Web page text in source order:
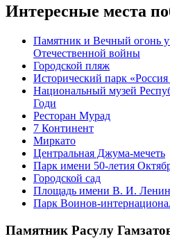
Интересные места
Памятник и Вечный огонь
Отечественной войны
Городской пляж
Исторический парк
Национальный музей
Годи
Ресторан Мурад
7 Континент
Миркато
Центральная Джума-мечеть
Парк имени 50-летия
Городской сад
Площадь имени В. И.
Парк Воинов-
Памятник Расулу